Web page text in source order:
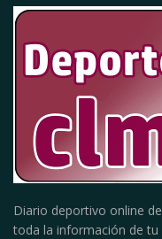
Diario deportivo online
toda la información de